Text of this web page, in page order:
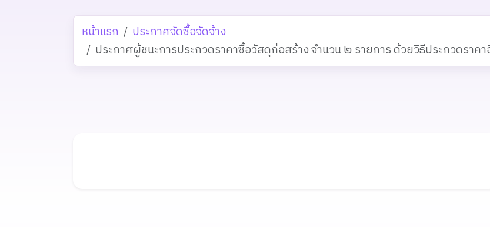
หน้าแรก
ประกาศจัดซื้อจัดจ้าง
ประกาศผู้ชนะการประกวดราคาซื้อวัสดุก่อสร้าง จำนวน ๒ รายการ ด้วยวิธีประกวดราค